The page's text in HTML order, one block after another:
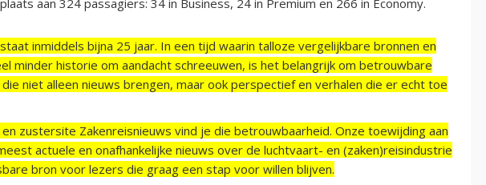
inmiddels bijna 25 jaar. In een tijd waarin talloze vergelijkbare bronnen en
minder historie om aandacht schreeuwen, is het belangrijk om betrouwbare
niet alleen nieuws brengen, maar ook perspectief en verhalen die er echt toe
zustersite Zakenreisnieuws vind je die betrouwbaarheid. Onze toewijding aan
actuele en onafhankelijke nieuws over de luchtvaart- en (zaken)reisindustrie
bron voor lezers die graag een stap voor willen blijven.